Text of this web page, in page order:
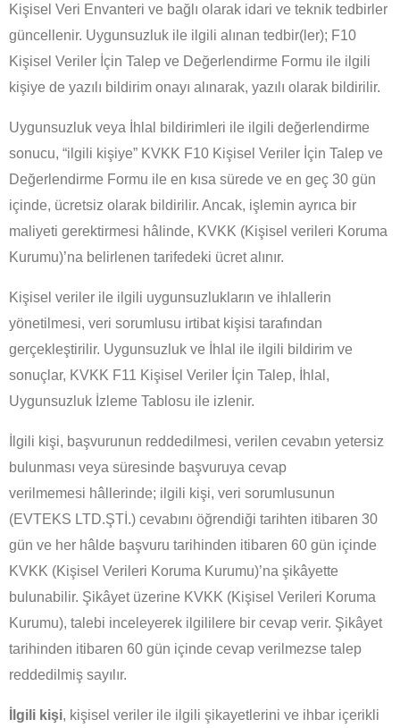
Kişisel Veri Envanteri ve bağlı olarak idari ve teknik tedbirler
güncellenir. Uygunsuzluk ile ilgili alınan tedbir(ler); F10
Kişisel Veriler İçin Talep ve Değerlendirme Formu ile ilgili
kişiye de yazılı bildirim onayı alınarak, yazılı olarak bildirilir.
Uygunsuzluk veya İhlal bildirimleri ile ilgili değerlendirme
sonucu, “ilgili kişiye” KVKK F10 Kişisel Veriler İçin Talep ve
Değerlendirme Formu ile en kısa sürede ve en geç 30 gün
içinde, ücretsiz olarak bildirilir. Ancak, işlemin ayrıca bir
maliyeti gerektirmesi hâlinde, KVKK (Kişisel verileri Koruma
Kurumu)’na belirlenen tarifedeki ücret alınır.
Kişisel veriler ile ilgili uygunsuzlukların ve ihlallerin
yönetilmesi, veri sorumlusu irtibat kişisi tarafından
gerçekleştirilir. Uygunsuzluk ve İhlal ile ilgili bildirim ve
sonuçlar, KVKK F11 Kişisel Veriler İçin Talep, İhlal,
Uygunsuzluk İzleme Tablosu ile izlenir.
İlgili kişi, başvurunun reddedilmesi, verilen cevabın yetersiz
bulunması veya süresinde başvuruya cevap
verilmemesi hâllerinde; ilgili kişi, veri sorumlusunun
(EVTEKS LTD.ŞTİ.) cevabını öğrendiği tarihten itibaren 30
gün ve her hâlde başvuru tarihinden itibaren 60 gün içinde
KVKK (Kişisel Verileri Koruma Kurumu)’na şikâyette
bulunabilir. Şikâyet üzerine KVKK (Kişisel Verileri Koruma
Kurumu), talebi inceleyerek ilgililere bir cevap verir. Şikâyet
tarihinden itibaren 60 gün içinde cevap verilmezse talep
reddedilmiş sayılır.
İlgili kişi, kişisel veriler ile ilgili şikayetlerini ve ihbar içerikli